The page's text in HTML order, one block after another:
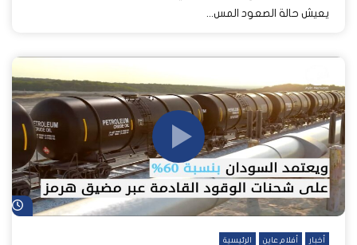
يعيش حالة الصعود المس...
أخبار أفلام عاين الرئيسية